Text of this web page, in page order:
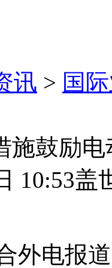
讯 > 国
施鼓励
10:53盖
外电报